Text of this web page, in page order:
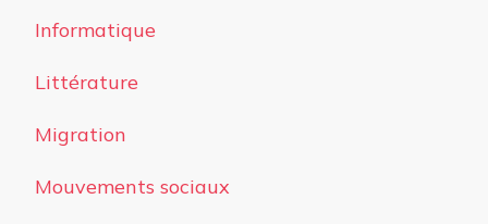
Informatique
Littérature
Migration
Mouvements sociaux